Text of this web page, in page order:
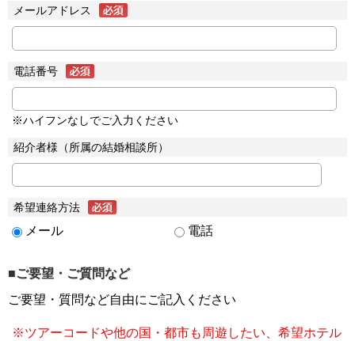
メールアドレス
電話番号
※ハイフンなしでご入力ください
紹介者様（所属の結婚相談所）
希望連絡方法
メール 電話
■ご要望・ご質問など
ご要望・質問など自由にご記入ください
※ツアーコードや他の国・都市も周遊したい、希望ホテル